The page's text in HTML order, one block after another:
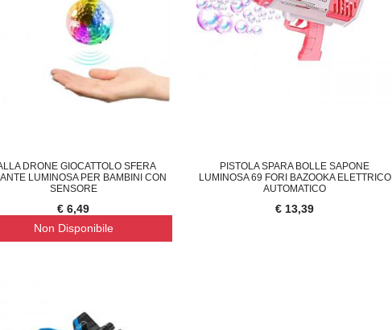
DRONE GIOCATTOLO SFERA
LUMINOSA PER BAMBINI CON
SENSORE
€ 6,49
Non Disponibile
PISTOLA SPARA BOLLE SAPONE
LUMINOSA 69 FORI BAZOOKA ELETTRICO
AUTOMATICO
€ 13,39